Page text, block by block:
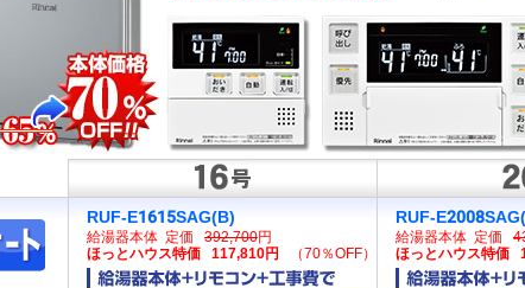
RUF-E1615SAG(B)
給湯器本体 定価 392,700円
ほっとハウス特価 117,810円
（70％OFF）
RUF-
給湯器本体 定価
ほっとハウス特価